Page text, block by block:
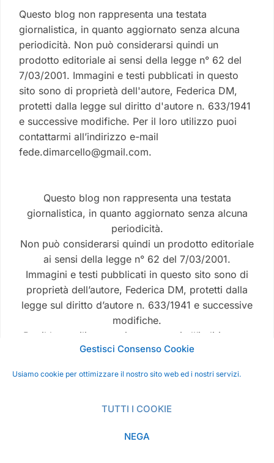
Gestisci Consenso Cookie
Usiamo cookie per ottimizzare il nostro sito web ed i nostri servizi.
TUTTI I COOKIE
NEGA
Questo blog non rappresenta una testata
giornalistica, in quanto aggiornato senza alcuna
periodicità. Non può considerarsi quindi un
prodotto editoriale ai sensi della legge n° 62 del
7/03/2001. Immagini e testi pubblicati in questo
sito sono di proprietà dell'autore, Federica DM,
protetti dalla legge sul diritto d'autore n. 633/1941
e successive modifiche. Per il loro utilizzo puoi
contattarmi all’indirizzo e-mail
fede.dimarcello@gmail.com.
Questo blog non rappresenta una testata
giornalistica, in quanto aggiornato senza alcuna
periodicità.
Non può considerarsi quindi un prodotto editoriale
ai sensi della legge n° 62 del 7/03/2001.
Immagini e testi pubblicati in questo sito sono di
proprietà dell’autore, Federica DM, protetti dalla
legge sul diritto d’autore n. 633/1941 e successive
modifiche.
Per il loro utilizzo puoi contattarmi all’indirizzo e-
mail
FOODICA WORDPRESS THEME BY